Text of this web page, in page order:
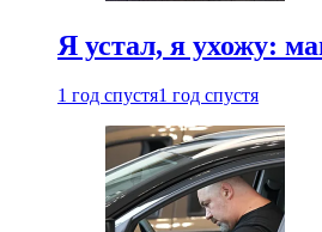
Я устал, я ухожу:
1 год спустя1 год спустя